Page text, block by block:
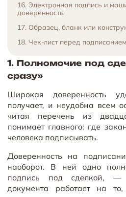
1. Полномочие под
сразу»
Широкая доверенность
получает, и неудобна всем
читая перечень из
понимает главного: где
человека подписывать.
Доверенность на
наоборот. В ней одно
подпись под сделкой,
документа работает на
16. Электронная подпись и
доверенность
17. Образец, бланк или
18. Чек-лист перед подписанием